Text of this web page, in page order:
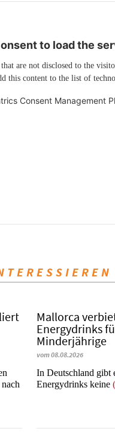
to load the
are not disclosed to the
this content to the list of
Consent Management
Mallorca
Energydrinks
Minderjährige
vom 08.08.2026
In Deutschland gibt
Energydrinks keine